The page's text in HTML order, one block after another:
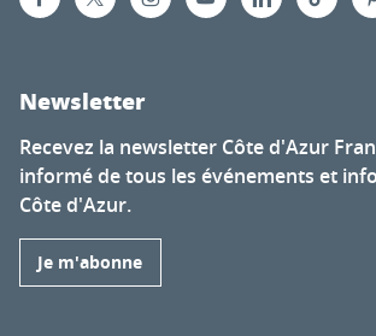
Newsletter
Recevez la newsletter Côte d'Azur
informé de tous les événements et
Côte d'Azur.
Je m'abonne